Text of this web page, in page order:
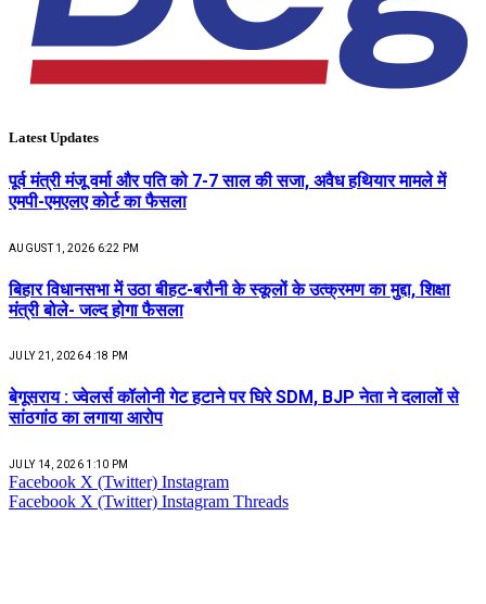
Latest Updates
पूर्व मंत्री मंजू वर्मा और पति को 7-7 साल की सजा, अवैध हथियार मामले में
एमपी-एमएलए कोर्ट का फैसला
AUGUST 1, 2026 6:22 PM
बिहार विधानसभा में उठा बीहट-बरौनी के स्कूलों के उत्क्रमण का मुद्दा, शिक्षा
मंत्री बोले- जल्द होगा फैसला
JULY 21, 2026 4:18 PM
बेगूसराय : ज्वेलर्स कॉलोनी गेट हटाने पर घिरे SDM, BJP नेता ने दलालों से
सांठगांठ का लगाया आरोप
JULY 14, 2026 1:10 PM
Facebook X (Twitter) Instagram
Facebook X (Twitter) Instagram Threads